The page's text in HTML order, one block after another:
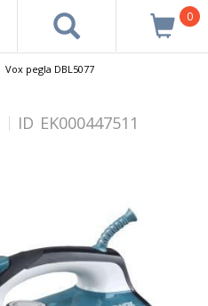
0
Vox pegla DBL5077
ID EK000447511